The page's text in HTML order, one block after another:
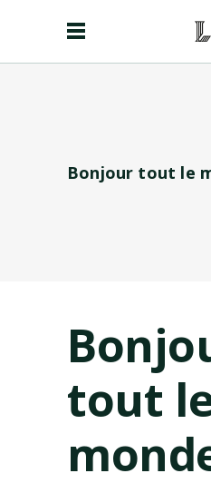
Bonjour tout le
tout